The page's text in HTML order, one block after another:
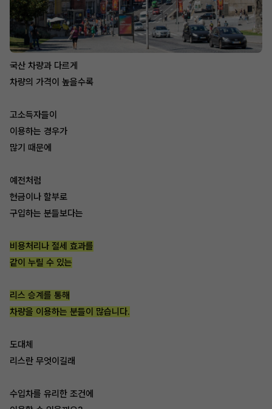
국산 차량과 다르게
차량의 가격이 높을수록
고소득자들이
이용하는 경우가
많기 때문에
예전처럼
현금이나 할부로
구입하는 분들보다는
비용처리나 절세 효과를
같이 누릴 수 있는
리스 승계를 통해
차량을 이용하는 분들이 많습니다.
도대체
리스란 무엇이길래
수입차를 유리한 조건에